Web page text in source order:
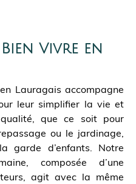
Vivre en
Lauragais accompagne
leur simplifier la vie et
que ce soit pour
ou le jardinage,
garde d’enfants. Notre
composée d’une
agit avec la même